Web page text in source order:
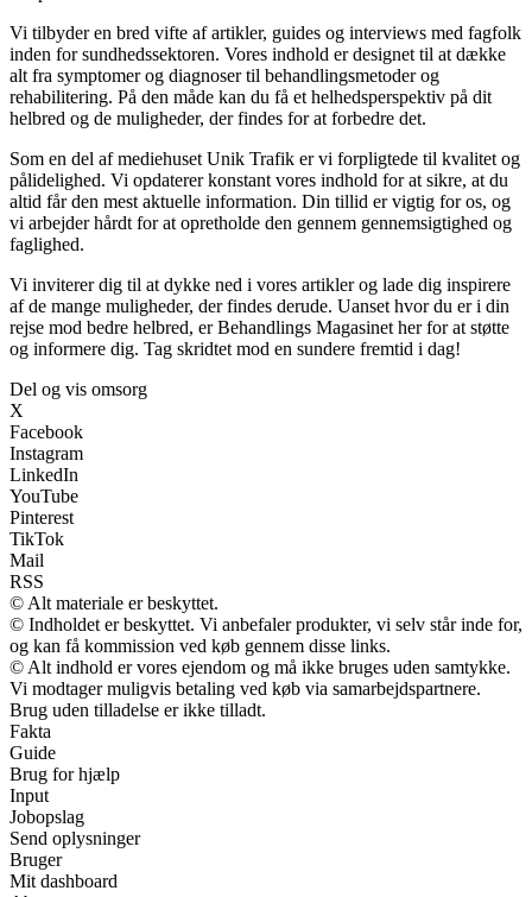
Vi tilbyder en bred vifte af artikler, guides og interviews med fagfolk
inden for sundhedssektoren. Vores indhold er designet til at dække
alt fra symptomer og diagnoser til behandlingsmetoder og
rehabilitering. På den måde kan du få et helhedsperspektiv på dit
helbred og de muligheder, der findes for at forbedre det.
Som en del af mediehuset Unik Trafik er vi forpligtede til kvalitet og
pålidelighed. Vi opdaterer konstant vores indhold for at sikre, at du
altid får den mest aktuelle information. Din tillid er vigtig for os, og
vi arbejder hårdt for at opretholde den gennem gennemsigtighed og
faglighed.
Vi inviterer dig til at dykke ned i vores artikler og lade dig inspirere
af de mange muligheder, der findes derude. Uanset hvor du er i din
rejse mod bedre helbred, er Behandlings Magasinet her for at støtte
og informere dig. Tag skridtet mod en sundere fremtid i dag!
Del og vis omsorg
X
Facebook
Instagram
LinkedIn
YouTube
Pinterest
TikTok
Mail
RSS
© Alt materiale er beskyttet.
© Indholdet er beskyttet. Vi anbefaler produkter, vi selv står inde for,
og kan få kommission ved køb gennem disse links.
© Alt indhold er vores ejendom og må ikke bruges uden samtykke.
Vi modtager muligvis betaling ved køb via samarbejdspartnere.
Brug uden tilladelse er ikke tilladt.
Fakta
Guide
Brug for hjælp
Input
Jobopslag
Send oplysninger
Bruger
Mit dashboard